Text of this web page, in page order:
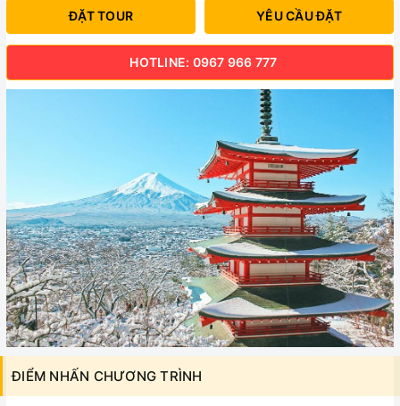
ĐIỂM NHẤN CHƯƠNG TRÌNH
ĐẶT TOUR YÊU CẦU ĐẶT
HOTLINE: 0967 966 777